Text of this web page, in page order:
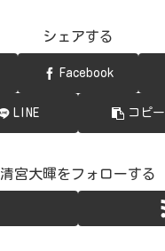
シェアする
Facebook
LINE コピー
清宮大暉をフォローする